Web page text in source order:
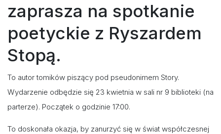
zaprasza na spotkanie
poetyckie z Ryszardem
Stopą.
To autor tomików piszący pod pseudonimem Story.
Wydarzenie odbędzie się 23 kwietnia w sali nr 9 biblioteki (na
parterze). Początek o godzinie 17:00.
To doskonała okazja, by zanurzyć się w świat współczesnej